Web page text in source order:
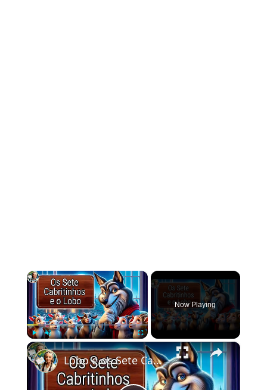
×
Play Fullscreen
Now Playing
×
Lobo e os Sete Cabritinhos: A Aventura Pixar Que Você Nunca Viu